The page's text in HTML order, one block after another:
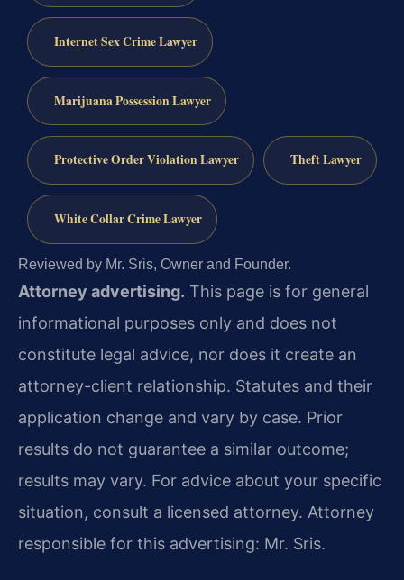
Internet Sex Crime Lawyer
Marijuana Possession Lawyer
Protective Order Violation Lawyer Theft Lawyer
White Collar Crime Lawyer
Reviewed by Mr. Sris, Owner and Founder.
Attorney advertising. This page is for general
informational purposes only and does not
constitute legal advice, nor does it create an
attorney-client relationship. Statutes and their
application change and vary by case. Prior
results do not guarantee a similar outcome;
results may vary. For advice about your specific
situation, consult a licensed attorney. Attorney
responsible for this advertising: Mr. Sris.